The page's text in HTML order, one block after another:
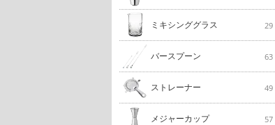
ミキシンググラス 29
バースプーン 63
ストレーナー 49
メジャーカップ 57